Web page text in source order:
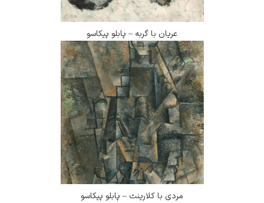
عریان با گربه – پابلو پیکاسو
مردی با کلارینت – پابلو پیکاسو